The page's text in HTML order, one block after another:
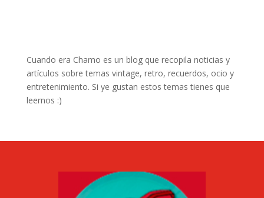
Cuando era Chamo es un blog que recopila noticias y
artículos sobre temas vintage, retro, recuerdos, ocio y
entretenimiento. Si ye gustan estos temas tienes que
leernos :)